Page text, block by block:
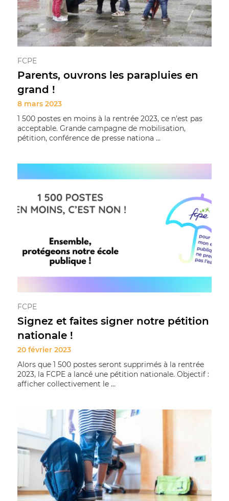
FCPE
Parents, ouvrons les parapluies en
grand !
8 mars 2023
1 500 postes en moins à la rentrée 2023, ce n'est pas
acceptable. Grande campagne de mobilisation,
pétition, conférence de presse nationa ...
FCPE
Signez et faites signer notre pétition
nationale !
20 février 2023
Alors que 1 500 postes seront supprimés à la rentrée
2023, la FCPE a lancé une pétition nationale. Objectif :
afficher collectivement le ...